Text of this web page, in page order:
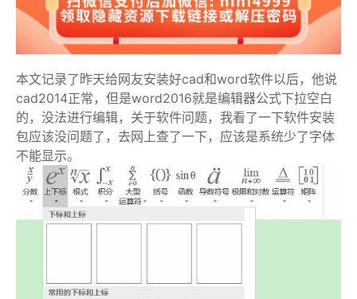
本文记录了昨天给网友安装好cad和word软件以后，他说
cad2014正常，但是word2016就是编辑器公式下拉空白
的，没法进行编辑，关于软件问题，我看了一下软件安装
包应该没问题了，去网上查了一下，应该是系统少了字体
不能显示。